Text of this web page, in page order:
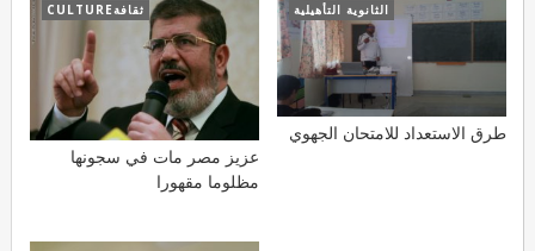
ثقافةCULTURE
عزيز مصر مات في سجونها
مظلوما مقهورا
الثانوية التأهيلية
طرق الاستعداد للامتحان الجهوي